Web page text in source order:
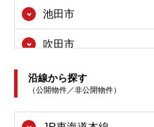
池田市
吹田市
高槻市
沿線から探す
（公開物件／非公開物件）